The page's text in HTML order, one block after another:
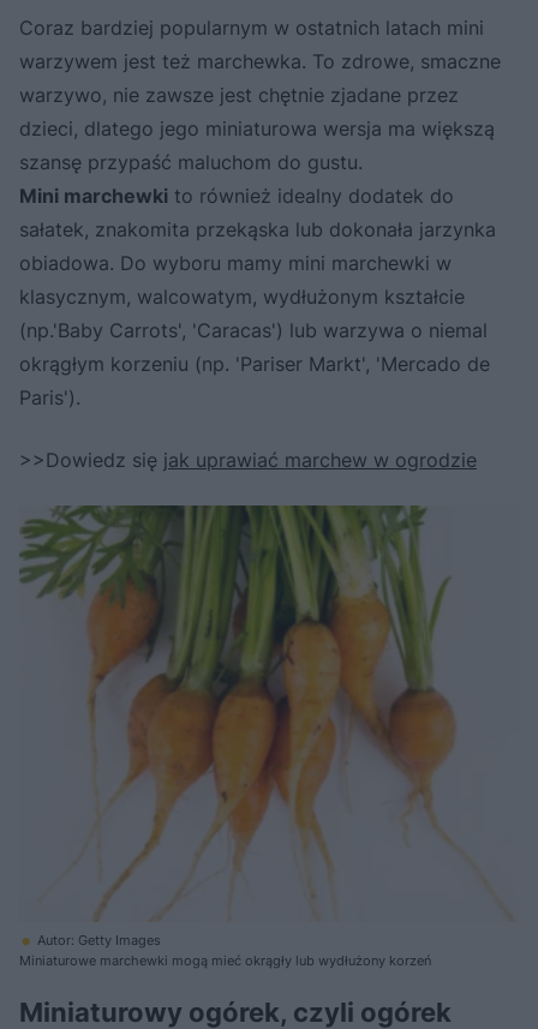
Coraz bardziej popularnym w ostatnich latach mini
warzywem jest też marchewka. To zdrowe, smaczne
warzywo, nie zawsze jest chętnie zjadane przez
dzieci, dlatego jego miniaturowa wersja ma większą
szansę przypaść maluchom do gustu.
Mini marchewki to również idealny dodatek do
sałatek, znakomita przekąska lub dokonała jarzynka
obiadowa. Do wyboru mamy mini marchewki w
klasycznym, walcowatym, wydłużonym kształcie
(np.'Baby Carrots', 'Caracas') lub warzywa o niemal
okrągłym korzeniu (np. 'Pariser Markt', 'Mercado de
Paris').
>>Dowiedz się jak uprawiać marchew w ogrodzie
Autor: Getty Images
Miniaturowe marchewki mogą mieć okrągły lub wydłużony korzeń
Miniaturowy ogórek, czyli ogórek